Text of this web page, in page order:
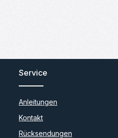
Service
Anleitungen
Kontakt
Rücksendungen